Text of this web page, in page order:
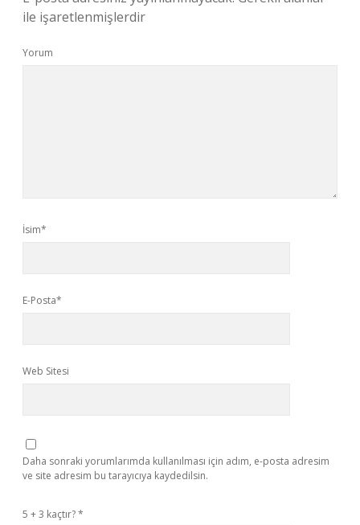
ile işaretlenmişlerdir
Yorum
İsim*
E-Posta*
Web Sitesi
Daha sonraki yorumlarımda kullanılması için adım, e-posta adresim
ve site adresim bu tarayıcıya kaydedilsin.
5 + 3 kaçtır?*